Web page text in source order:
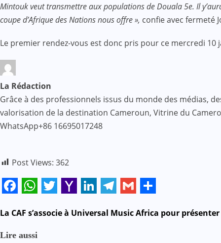
Mintouk veut transmettre aux populations de Douala 5e. Il
coupe d’Afrique des Nations nous offre », confie avec fermeté
Le premier rendez-vous est donc pris pour ce mercredi 10
La Rédaction
Grâce à des professionnels issus du monde des médias,
valorisation de la destination Cameroun, Vitrine du
WhatsApp+86 16695017248
Post Views: 362
Mail
N
a
La CAF s’associe à Universal Music Africa pour présenter
Lire aussi